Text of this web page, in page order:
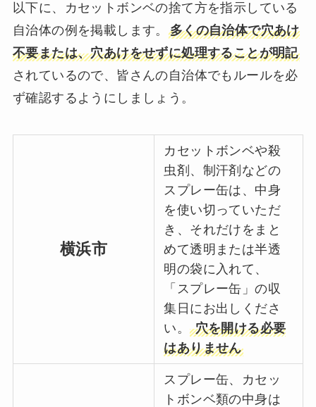
以下に、カセットボンベの捨て方を指示している
自治体の例を掲載します。 多くの自治体で穴あけ
不要または、穴あけをせずに処理することが明記
されているので、皆さんの自治体でもルールを必
ず確認するようにしましょう。
横浜市
カセットボンベや殺
虫剤、制汗剤などの
スプレー缶は、中身
を使い切っていただ
き、それだけをまと
めて透明または半透
明の袋に入れて、
「スプレー缶」の収
集日にお出しくださ
い。穴を開ける必要
はありません
スプレー缶、カセッ
トボンベ類の中身は